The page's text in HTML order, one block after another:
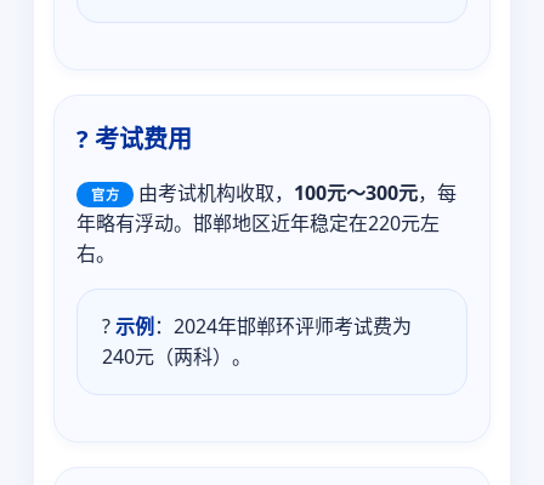
? 考试费用
官方 由考试机构收取， 100元～300元，每
年略有浮动。邯郸地区近年稳定在220元左
右。
?示例 ：2024年邯郸环评师考试费为
240元（两科）。